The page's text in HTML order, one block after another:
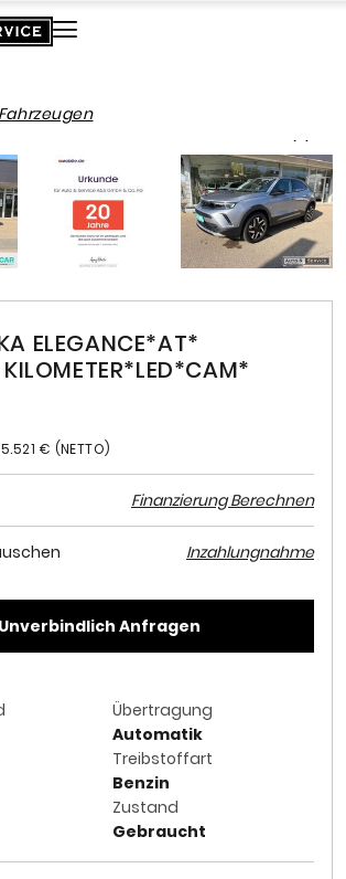
ELEGANCE*AT*
€ (NETTO)
Finanzierung Berechnen
Inzahlungnahme
Unverbindlich Anfragen
Übertragung
Automatik
Treibstoffart
Benzin
Zustand
Gebraucht